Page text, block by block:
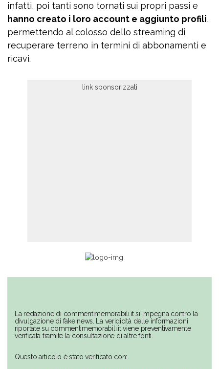
infatti, poi tanti sono tornati sui propri passi e
hanno creato i loro account e aggiunto profili,
permettendo al colosso dello streaming di
recuperare terreno in termini di abbonamenti e
ricavi.
La redazione di commentimemorabili.it si impegna contro la
divulgazione di fake news. La veridicità delle informazioni
riportate su commentimemorabili.it viene preventivamente
verificata tramite la consultazione di altre fonti.
Questo articolo è stato verificato con: